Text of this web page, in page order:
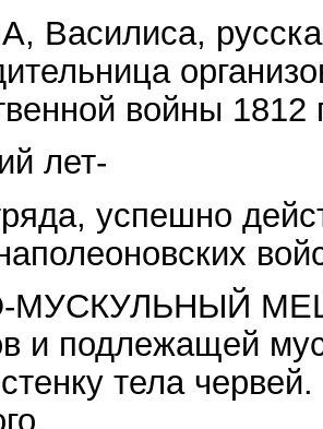
Василиса,
войны 1812
лет-
успешно
и подлежащей
тела